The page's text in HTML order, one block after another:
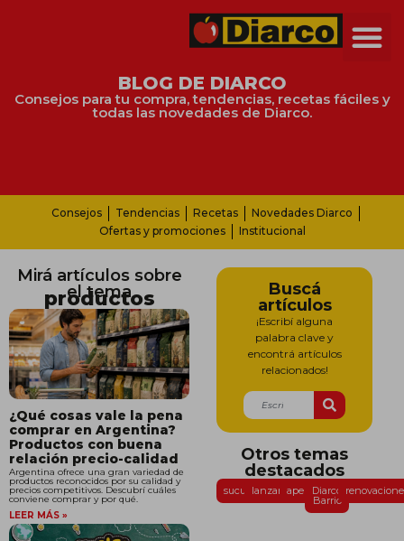
BLOG DE DIARCO
Consejos para tu compra, tendencias, recetas fáciles y
todas las novedades de Diarco.
Consejos Tendencias Recetas
Novedades Diarco
Ofertas y promociones
Institucional
Mirá artículos sobre
el tema
productos
¿Qué cosas vale la pena
comprar en Argentina?
Productos con buena
relación precio-calidad
Argentina ofrece una gran variedad de
productos reconocidos por su calidad y
precios competitivos. Descubrí cuáles
conviene comprar y por qué.
LEER MÁS »
Buscá
artículos
¡Escribí alguna
palabra clave y
encontrá artículos
relacionados!
Otros temas
destacados
sucursaleslanzamientos
aperturas
Diarco
Barrio